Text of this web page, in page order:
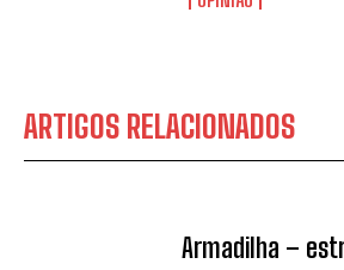
ARTIGOS RELACIONADOS
Armadilha –